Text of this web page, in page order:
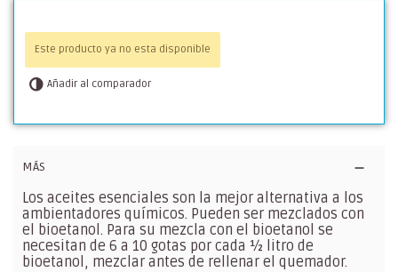
Este producto ya no esta disponible
Añadir al comparador
MÁS
Los aceites esenciales son la mejor alternativa a los
ambientadores químicos. Pueden ser mezclados con
el bioetanol. Para su mezcla con el bioetanol se
necesitan de 6 a 10 gotas por cada ½ litro de
bioetanol, mezclar antes de rellenar el quemador.